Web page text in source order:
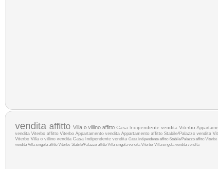
vendita affitto Villa o villino affitto Casa Indipendente vendita Viterbo
vendita Viterbo affitto Viterbo Appartamento vendita Appartamento affitto Stabile/Palazzo vendita
Viterbo Villa o villino vendita Casa Indipendente vendita Casa Indipendente affitto Stabile/Palazzo affitto Viterbo
venditaVilla singola affitto Viterbo Stabile/Palazzo affitto Villa singola vendita Viterbo Villa singola venditavendita